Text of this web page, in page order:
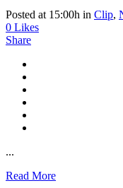
Posted at 15:00h in Clip,
0 Likes
Share
...
Read More